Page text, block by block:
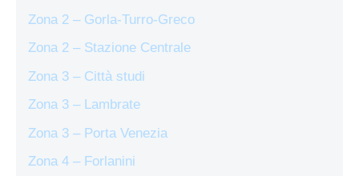
Zona 2 – Gorla-Turro-Greco
Zona 2 – Stazione Centrale
Zona 3 – Città studi
Zona 3 – Lambrate
Zona 3 – Porta Venezia
Zona 4 – Forlanini